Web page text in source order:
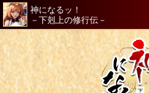
神になるッ！
－下剋上の修行伝－